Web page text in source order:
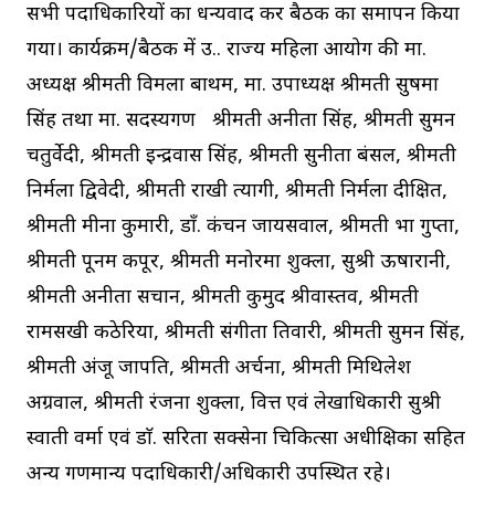
सभी पदाधिकारियों का धन्यवाद कर बैठक का समापन किया
गया। कार्यक्रम/बैठक में उ.प्र. राज्य महिला आयोग की मा.
अध्यक्ष श्रीमती विमला बाथम, मा. उपाध्यक्ष श्रीमती सुषमा
सिंह तथा मा. सदस्यगण श्रीमती अनीता सिंह, श्रीमती सुमन
चतुर्वेदी, श्रीमती इन्द्रवास सिंह, श्रीमती सुनीता बंसल, श्रीमती
निर्मला द्विवेदी, श्रीमती राखी त्यागी, श्रीमती निर्मला दीक्षित,
श्रीमती मीना कुमारी, डाॅं. कंचन जायसवाल, श्रीमती प्रभा गुप्ता,
श्रीमती पूनम कपूर, श्रीमती मनोरमा शुक्ला, सुश्री ऊषारानी,
श्रीमती अनीता सचान, श्रीमती कुमुद श्रीवास्तव, श्रीमती
रामसखी कठेरिया, श्रीमती संगीता तिवारी, श्रीमती सुमन सिंह,
श्रीमती अंजू प्रजापति, श्रीमती अर्चना, श्रीमती मिथिलेश
अग्रवाल, श्रीमती रंजना शुक्ला, वित्त एवं लेखाधिकारी सुश्री
स्वाती वर्मा एवं डाॅ. सरिता सक्सेना चिकित्सा अधीक्षिका सहित
अन्य गणमान्य पदाधिकारी/अधिकारी उपस्थित रहे।